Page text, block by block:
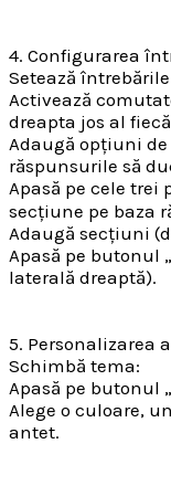
4. Configurarea
Setează
Activează
dreapta jos al
Adaugă opțiuni
răspunsurile să
Apasă pe cele
secțiune pe baza
Adaugă secțiuni
Apasă pe butonul
laterală dreaptă).
5. Personalizarea
Schimbă tema:
Apasă pe butonul
Alege o culoare,
antet.